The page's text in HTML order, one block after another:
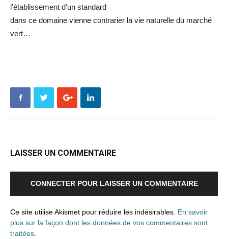
l’établissement d’un standard
dans ce domaine vienne contrarier la vie naturelle du marché
vert…
LAISSER UN COMMENTAIRE
CONNECTER POUR LAISSER UN COMMENTAIRE
Ce site utilise Akismet pour réduire les indésirables. En savoir
plus sur la façon dont les données de vos commentaires sont
traitées.